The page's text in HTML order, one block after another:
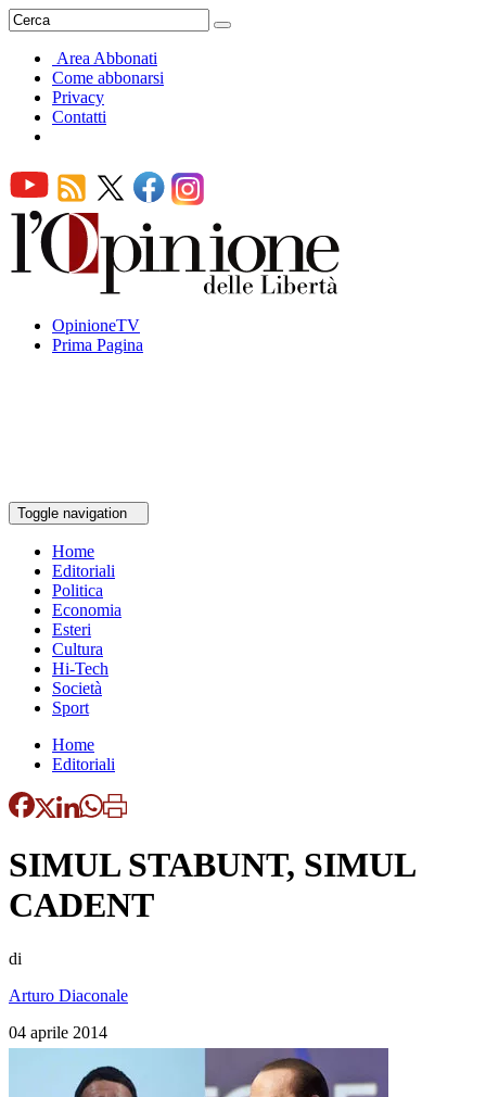
Area Abbonati
Come abbonarsi
Privacy
Contatti
OpinioneTV
Prima Pagina
Toggle navigation
Home
Editoriali
Politica
Economia
Esteri
Cultura
Hi-Tech
Società
Sport
Home
Editoriali
SIMUL STABUNT, SIMUL
CADENT
di
Arturo Diaconale
04 aprile 2014